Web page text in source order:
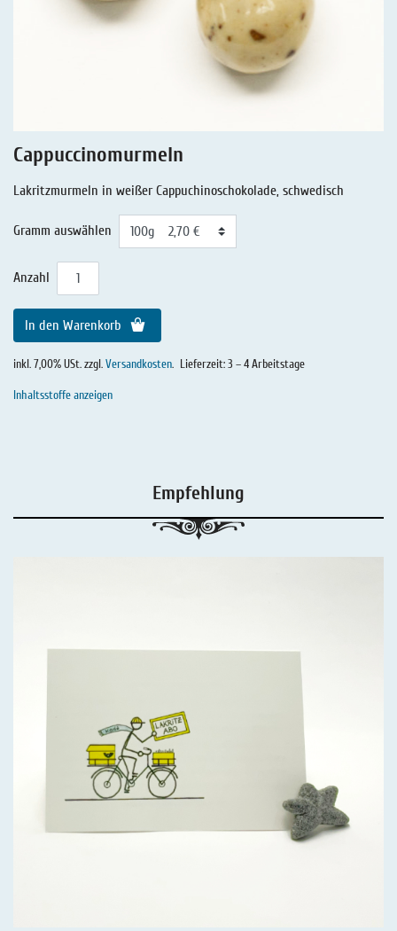
Lakritz - Gutschein
Lakritz - Schachteln & Dosen
Lakritz - Getränke
Lakritz - Geschichten
Cappuccinomurmeln
Lakritzmurmeln in weißer Cappuchinoschokolade, schwedisch
Gramm auswählen
Anzahl
In den Warenkorb
inkl. 7,00% USt. zzgl.Versandkosten. Lieferzeit: 3 – 4 Arbeitstage
Inhaltsstoffe anzeigen
Empfehlung